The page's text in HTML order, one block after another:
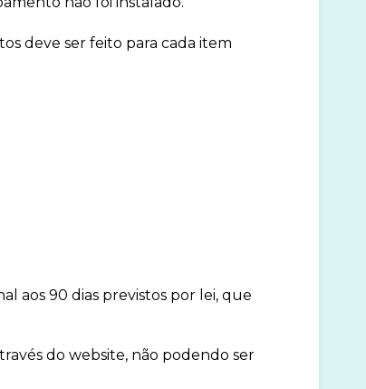
deve ser feito para cada item
aos 90 dias previstos por lei, que
do website, não podendo ser